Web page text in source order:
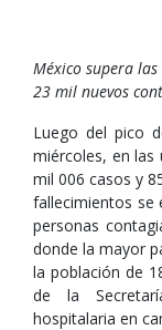
México supera
23 mil nuevos
Luego del pico
miércoles, en las
mil 006 casos y
fallecimientos se
personas
donde la mayor
la población de
de la
hospitalaria en